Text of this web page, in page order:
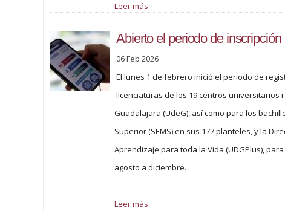
Leer más
Abierto el periodo de
06 Feb 2026
El lunes 1 de febrero inició el periodo de
licenciaturas de los 19 centros universitarios
Guadalajara (UdeG), así como para los
Superior (SEMS) en sus 177 planteles, y la
Aprendizaje para toda la Vida (UDGPlus),
agosto a diciembre.
Leer más